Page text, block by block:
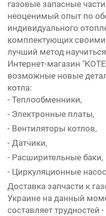
газовые запасные
неоценимый опыт по
индивидуального
комплектующих своими
лучший метод
Интернет-магазин
возможные новые
котла:
- Теплообменники,
- Электронные платы,
- Вентиляторы котлов,
- Датчики,
- Расширительные баки,
- Циркуляционные
Доставка запчасти к
Украине на данный
составляет трудностей